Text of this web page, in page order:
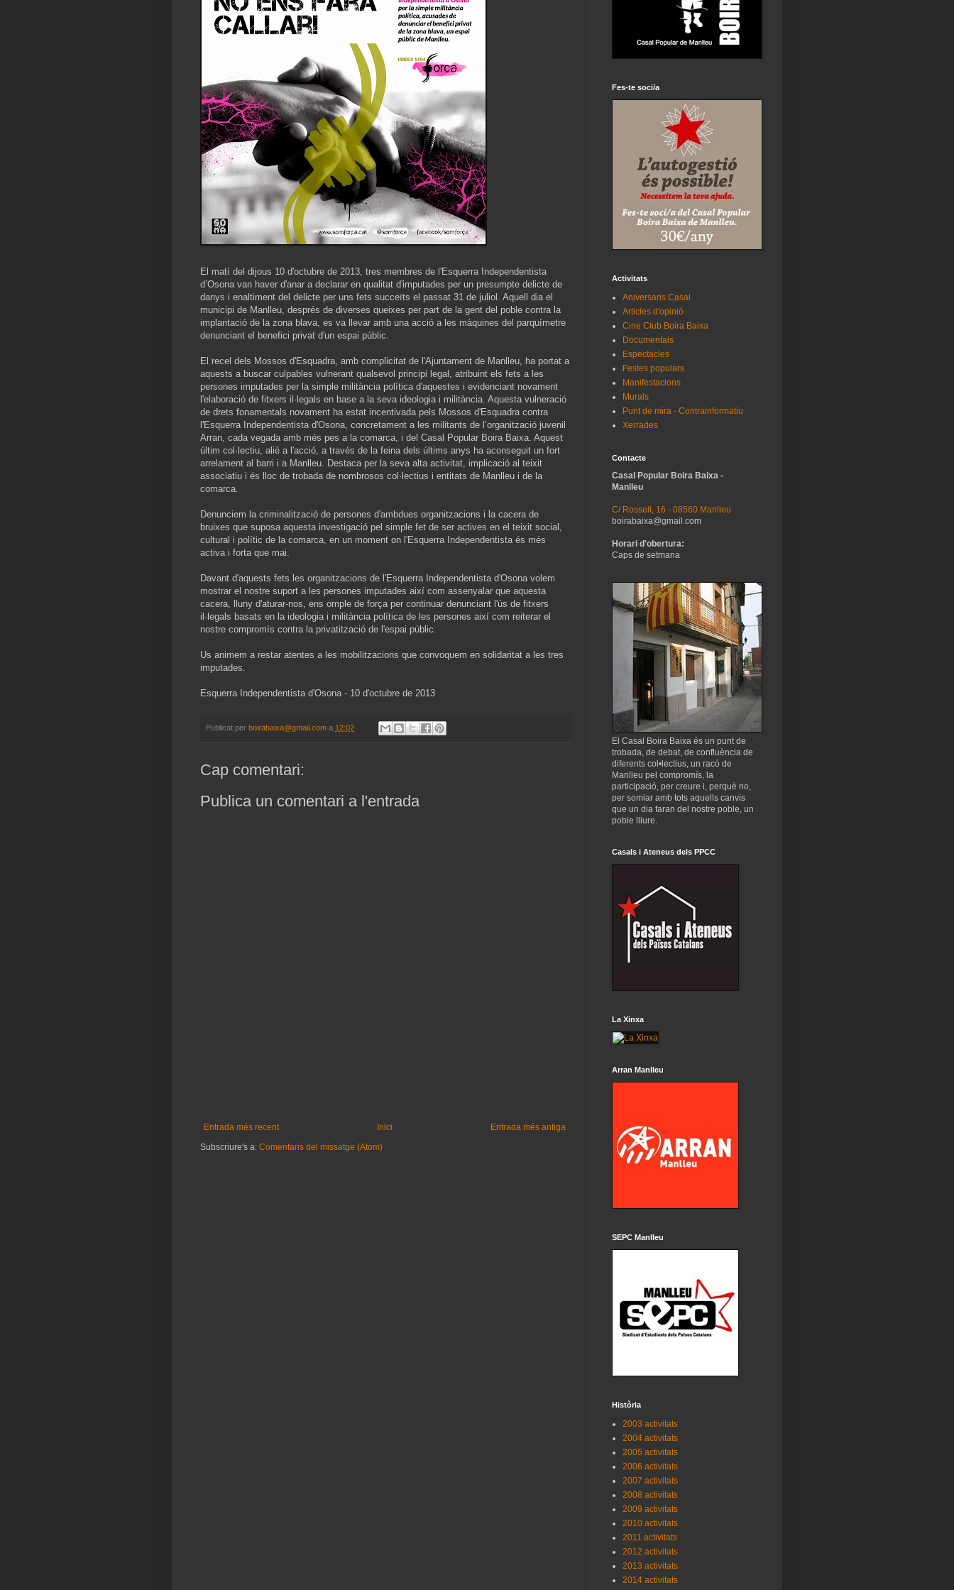
El matí del dijous 10 d'octubre de 2013, tres membres de l'Esquerra Independentista
d’Osona van haver d'anar a declarar en qualitat d'imputades per un presumpte delicte de
danys i enaltiment del delicte per uns fets succeïts el passat 31 de juliol. Aquell dia el
municipi de Manlleu, després de diverses queixes per part de la gent del poble contra la
implantació de la zona blava, es va llevar amb una acció a les màquines del parquímetre
denunciant el benefici privat d'un espai públic.
El recel dels Mossos d'Esquadra, amb complicitat de l'Ajuntament de Manlleu, ha portat a
aquests a buscar culpables vulnerant qualsevol principi legal, atribuint els fets a les
persones imputades per la simple militància política d'aquestes i evidenciant novament
l'elaboració de fitxers il·legals en base a la seva ideologia i militància. Aquesta vulneració
de drets fonamentals novament ha estat incentivada pels Mossos d'Esquadra contra
l'Esquerra Independentista d'Osona, concretament a les militants de l’organització juvenil
Arran, cada vegada amb més pes a la comarca, i del Casal Popular Boira Baixa. Aquest
últim col·lectiu, aliè a l'acció, a través de la feina dels últims anys ha aconseguit un fort
arrelament al barri i a Manlleu. Destaca per la seva alta activitat, implicació al teixit
associatiu i és lloc de trobada de nombrosos col·lectius i entitats de Manlleu i de la
comarca.
Denunciem la criminalització de persones d'ambdues organitzacions i la cacera de
bruixes que suposa aquesta investigació pel simple fet de ser actives en el teixit social,
cultural i polític de la comarca, en un moment on l'Esquerra Independentista és més
activa i forta que mai.
Davant d'aquests fets les organitzacions de l'Esquerra Independentista d'Osona volem
mostrar el nostre suport a les persones imputades així com assenyalar que aquesta
cacera, lluny d'aturar-nos, ens omple de força per continuar denunciant l'ús de fitxers
il·legals basats en la ideologia i militància política de les persones així com reiterar el
nostre compromís contra la privatització de l'espai públic.
Us animem a restar atentes a les mobilitzacions que convoquem en solidaritat a les tres
imputades.
Esquerra Independentista d'Osona - 10 d'octubre de 2013
Publicat per boirabaixa@gmail.com a 12:02
Cap comentari:
Publica un comentari a l'entrada
Entrada més recent Entrada més antiga
Inici
Subscriure's a: Comentaris del missatge (Atom)
Fes-te soci/a
Activitats
Aniversaris Casal
Articles d'opinió
Cine Club Boira Baixa
Documentals
Espectacles
Festes populars
Manifestacions
Murals
Punt de mira - Contrainformatiu
Xerrades
Contacte
Casal Popular Boira Baixa -
Manlleu
C/ Rossell, 16 - 08560 Manlleu
boirabaixa@gmail.com
Horari d'obertura:
Caps de setmana
El Casal Boira Baixa és un punt de
trobada, de debat, de confluència de
diferents col•lectius, un racó de
Manlleu pel compromís, la
participació, per creure i, perquè no,
per somiar amb tots aquells canvis
que un dia faran del nostre poble, un
poble lliure.
Casals i Ateneus dels PPCC
La Xinxa
Arran Manlleu
SEPC Manlleu
Història
2003 activitats
2004 activitats
2005 activitats
2006 activitats
2007 activitats
2008 activitats
2009 activitats
2010 activitats
2011 activitats
2012 activitats
2013 activitats
2014 activitats